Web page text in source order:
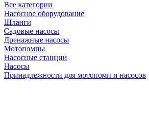
Все категории
Насосное оборудование
Шланги
Садовые насосы
Дренажные насосы
Мотопомпы
Насосные станции
Насосы
Принадлежности для мотопомп и насосов